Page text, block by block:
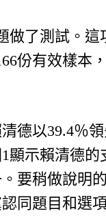
做了測試。
份有效樣本
德以39.4％
顯示賴清德
要稍做說明
同題目和選